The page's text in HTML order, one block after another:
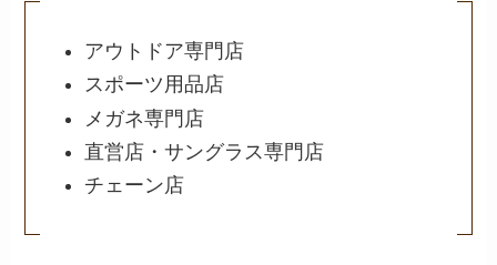
アウトドア専門店
スポーツ用品店
メガネ専門店
直営店・サングラス専門店
チェーン店